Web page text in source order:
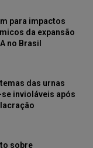
para impactos
da expansão
no Brasil
das urnas
invioláveis após
sobre